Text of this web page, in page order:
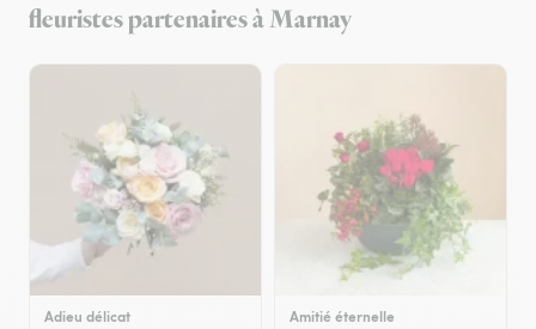
fleuristes partenaires à Marnay
Adieu délicat Amitié éternelle